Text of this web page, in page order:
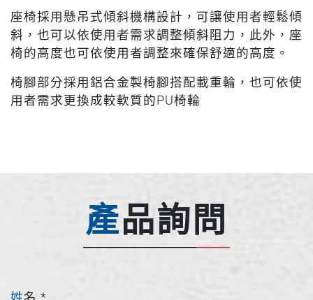
座椅採用懸吊式傾斜機構設計，可讓使用者輕鬆傾
斜，也可以依使用者需求調整傾斜阻力，此外，座
椅的高度也可依使用者調整來確保舒適的高度。
椅腳部分採用鋁合金製椅腳搭配載重輪，也可依使
用者需求更換成較軟質的PU椅輪
產品詢問
姓名 *